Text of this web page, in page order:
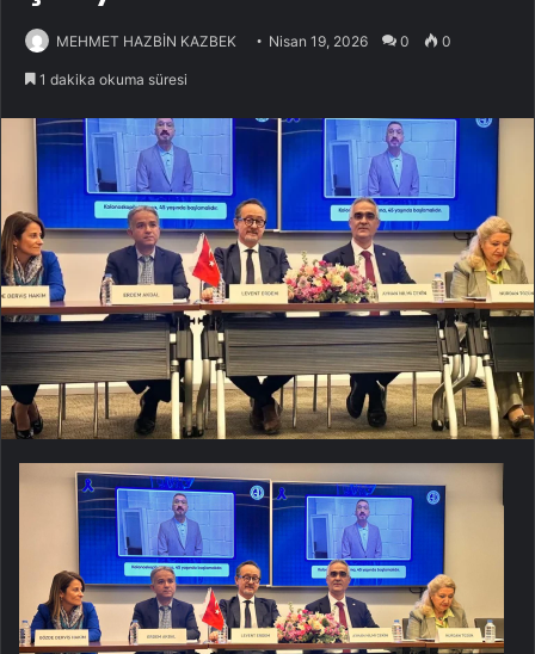
MEHMET HAZBİN KAZBEK Nisan 19, 2026 0 0
1 dakika okuma süresi